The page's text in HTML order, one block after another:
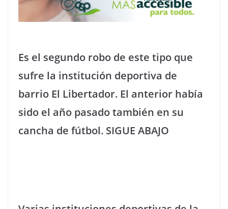
Es el segundo robo de este tipo que
sufre la institución deportiva de
barrio El Libertador. El anterior había
sido el año pasado también en su
cancha de fútbol. SIGUE ABAJO